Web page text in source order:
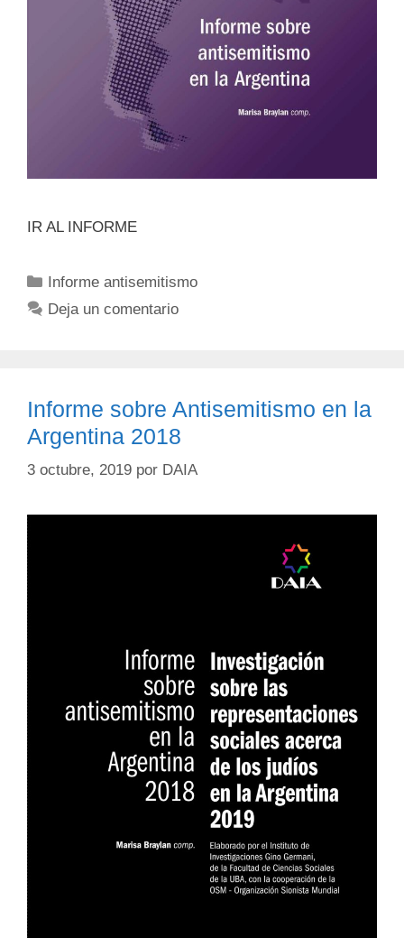
IR AL INFORME
Informe antisemitismo
Deja un comentario
Informe sobre Antisemitismo en la
Argentina 2018
3 octubre, 2019 por DAIA